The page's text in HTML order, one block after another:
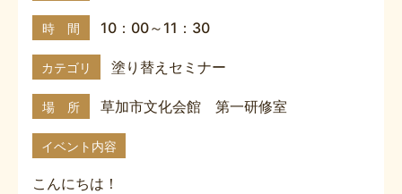
時 間 10：00～11：30
カテゴリ 塗り替えセミナー
場 所 草加市文化会館 第一研修室
イベント内容
こんにちは！